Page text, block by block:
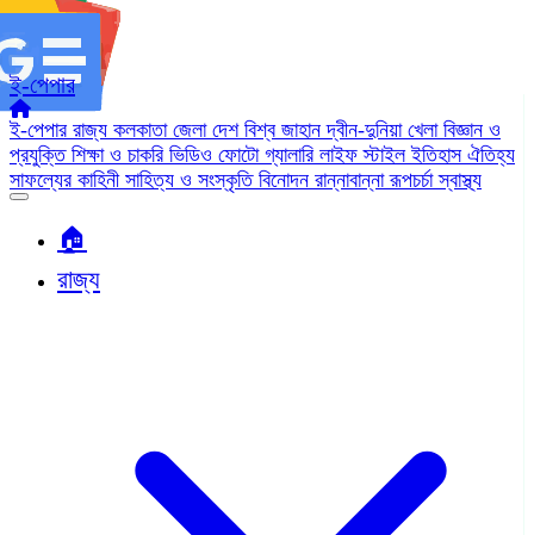
ই-পেপার
ই-পেপার রাজ্য কলকাতা জেলা দেশ বিশ্ব জাহানদ্বীন-দুনিয়া খেলা বিজ্ঞান ও
প্রযুক্তি শিক্ষা ও চাকরি ভিডিও ফোটো গ্যালারি লাইফ স্টাইলইতিহাস ঐতিহ্য
সাফল্যের কাহিনী সাহিত্য ও সংস্কৃতি বিনোদন রান্নাবান্নারূপচর্চাস্বাস্থ্য
🏠︎
রাজ্য